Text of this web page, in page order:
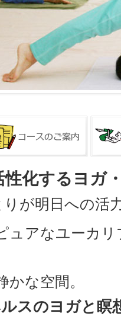
性化するヨガ
りが明日への活
ュアなユーカ
かな空間。
スのヨガと瞑